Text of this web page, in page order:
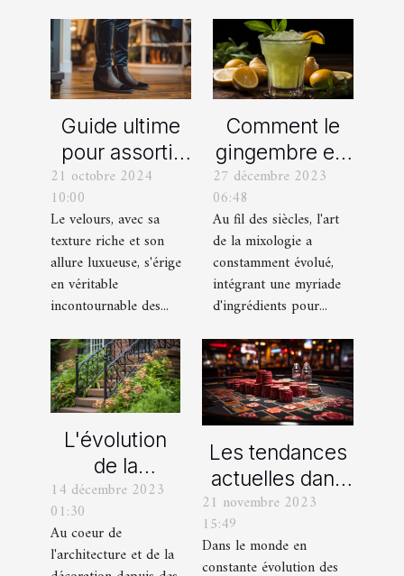
Guide ultime
pour assortir
vos
chaussures
avec des
pantalons en
velours
21 octobre 2024
10:00
Le velours, avec sa
texture riche et son
allure luxueuse, s'érige
en véritable
incontournable des...
Comment le
gingembre est
devenu un
ingrédient clé
dans la
mixologie
moderne
27 décembre 2023
06:48
Au fil des siècles, l'art
de la mixologie a
constamment évolué,
intégrant une myriade
d'ingrédients pour...
L'évolution
de la
ferronnerie
d'art à travers
les siècles
14 décembre 2023
01:30
Au coeur de
l'architecture et de la
Les tendances
actuelles dans
les offres
promotionnelles
des casinos en
21 novembre 2023
15:49
Dans le monde en
constante évolution des